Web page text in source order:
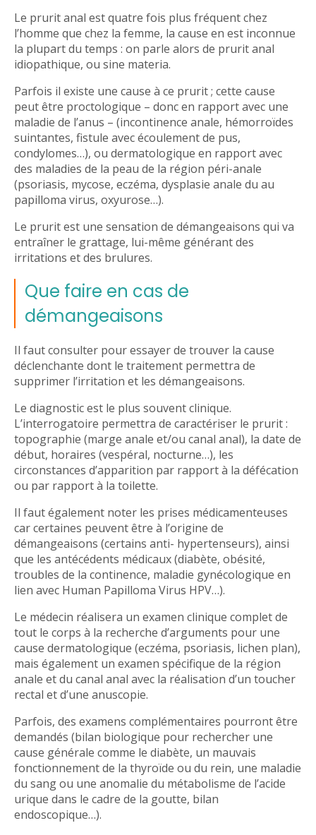
Le prurit anal est quatre fois plus fréquent chez
l’homme que chez la femme, la cause en est inconnue
la plupart du temps : on parle alors de prurit anal
idiopathique, ou sine materia.
Parfois il existe une cause à ce prurit ; cette cause
peut être proctologique – donc en rapport avec une
maladie de l’anus – (incontinence anale, hémorroïdes
suintantes, fistule avec écoulement de pus,
condylomes…), ou dermatologique en rapport avec
des maladies de la peau de la région péri-anale
(psoriasis, mycose, eczéma, dysplasie anale du au
papilloma virus, oxyurose…).
Le prurit est une sensation de démangeaisons qui va
entraîner le grattage, lui-même générant des
irritations et des brulures.
Que faire en cas de
démangeaisons
Il faut consulter pour essayer de trouver la cause
déclenchante dont le traitement permettra de
supprimer l’irritation et les démangeaisons.
Le diagnostic est le plus souvent clinique.
L’interrogatoire permettra de caractériser le prurit :
topographie (marge anale et/ou canal anal), la date de
début, horaires (vespéral, nocturne…), les
circonstances d’apparition par rapport à la défécation
ou par rapport à la toilette.
Il faut également noter les prises médicamenteuses
car certaines peuvent être à l’origine de
démangeaisons (certains anti- hypertenseurs), ainsi
que les antécédents médicaux (diabète, obésité,
troubles de la continence, maladie gynécologique en
lien avec Human Papilloma Virus HPV…).
Le médecin réalisera un examen clinique complet de
tout le corps à la recherche d’arguments pour une
cause dermatologique (eczéma, psoriasis, lichen plan),
mais également un examen spécifique de la région
anale et du canal anal avec la réalisation d’un toucher
rectal et d’une anuscopie.
Parfois, des examens complémentaires pourront être
demandés (bilan biologique pour rechercher une
cause générale comme le diabète, un mauvais
fonctionnement de la thyroïde ou du rein, une maladie
du sang ou une anomalie du métabolisme de l’acide
urique dans le cadre de la goutte, bilan
endoscopique…).